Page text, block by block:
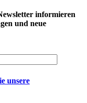
informieren
und neue
unsere